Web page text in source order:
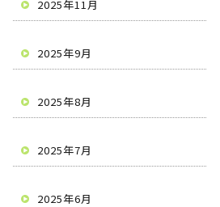
2025年11月
2025年9月
2025年8月
2025年7月
2025年6月